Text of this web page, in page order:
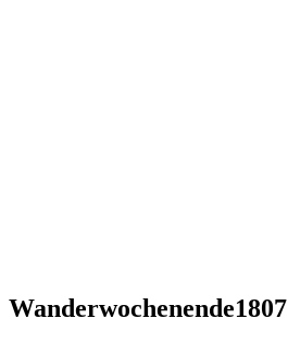
Wanderwochenende1807